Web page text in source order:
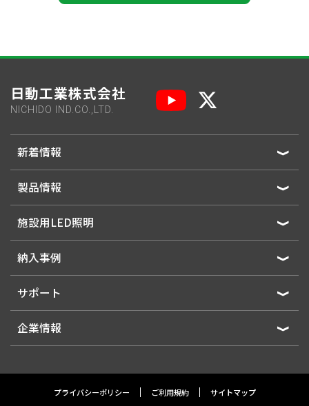
日動工業株式会社
NICHIDO IND.CO.,LTD.
新着情報
製品情報
施設用LED照明
納入事例
サポート
企業情報
プライバシーポリシー ご利用規約 サイトマップ